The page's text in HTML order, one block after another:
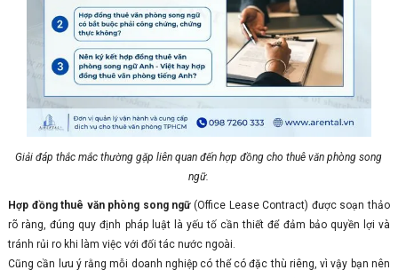
Giải đáp thắc mắc thường gặp liên quan đến hợp đồng cho thuê văn phòng song
ngữ.
Hợp đồng thuê văn phòng song ngữ(Office Lease Contract) được soạn thảo
rõ ràng, đúng quy định pháp luật là yếu tố cần thiết để đảm bảo quyền lợi và
tránh rủi ro khi làm việc với đối tác nước ngoài.
Cũng cần lưu ý rằng mỗi doanh nghiệp có thể có đặc thù riêng, vì vậy bạn nên